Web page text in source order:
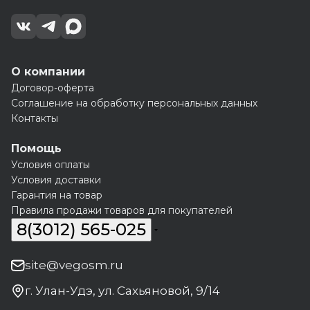
О компании
Договор-оферта
Соглашение на обработку персональных данных
Контакты
Помощь
Условия оплаты
Условия доставки
Гарантия на товар
Правила продажи товаров для покупателей
8(3012) 565-025
site@vegosm.ru
г. Улан-Удэ, ул. Сахьяновой, 9/14